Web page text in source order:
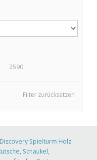
2590
Filter zurücksetzen
Spielturm Holz
Schaukel,